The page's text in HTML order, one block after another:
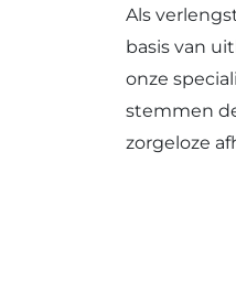
Als
basis van
onze
stemmen
zorgeloze